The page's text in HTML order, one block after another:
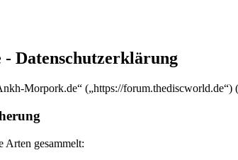
Datenschutzerklärung
Morpork.de“ („https://
Arten gesammelt: